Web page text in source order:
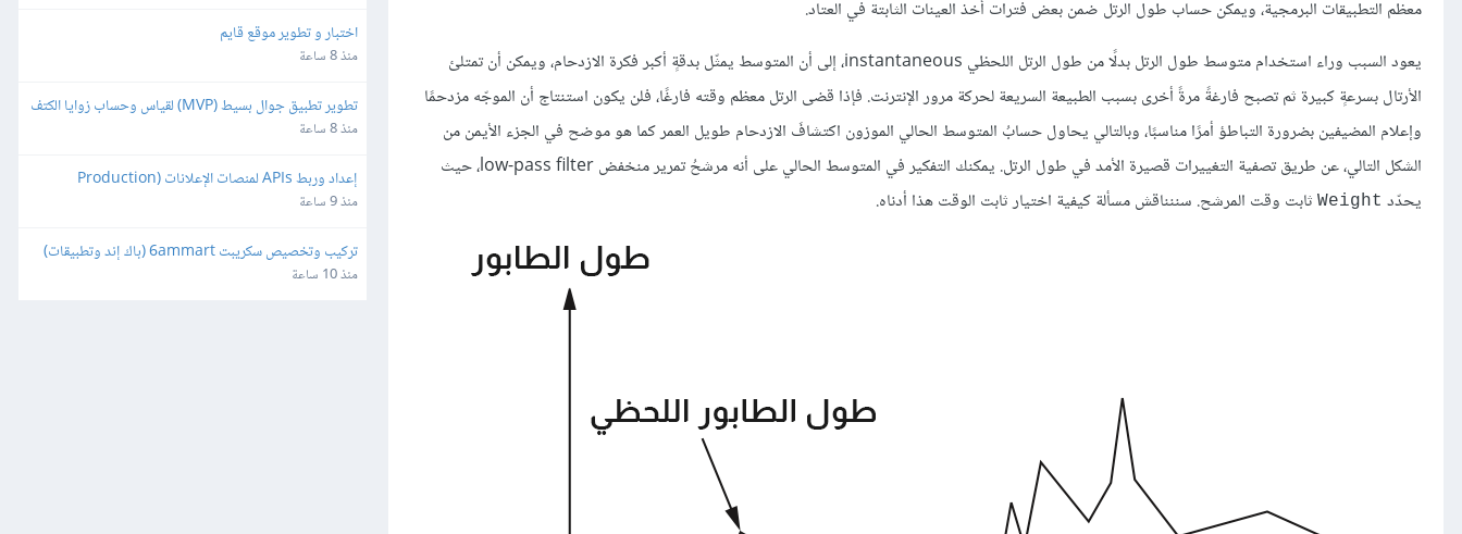
معظم التطبيقات البرمجية، ويمكن حساب طول الرتل ضمن بعض فترات أخذ العينات الثابتة في العتاد.
يعود السبب وراء استخدام متوسط طول الرتل بدلًا من طول الرتل اللحظي instantaneous، إلى أن المتوسط يمثّل بدقةٍ أكبر فكرة الازدحام، ويمكن أن تمتلئ
الأرتال بسرعةٍ كبيرة ثم تصبح فارغةً مرةً أخرى بسبب الطبيعة السريعة لحركة مرور الإنترنت. فإذا قضى الرتل معظم وقته فارغًا، فلن يكون استنتاج أن الموجّه مزدحمًا
وإعلام المضيفين بضرورة التباطؤ أمرًا مناسبًا، وبالتالي يحاول حسابُ المتوسط الحالي الموزون اكتشافَ الازدحام طويل العمر كما هو موضح في الجزء الأيمن من
الشكل التالي، عن طريق تصفية التغييرات قصيرة الأمد في طول الرتل. يمكنك التفكير في المتوسط الحالي على أنه مرشحُ تمرير منخفض low-pass filter، حيث
يحدّد Weight ثابت وقت المرشح. سننناقش مسألة كيفية اختيار ثابت الوقت هذا أدناه.
اختبار و تطوير موقع قايم
منذ 8 ساعة
تطوير تطبيق جوال بسيط (MVP) لقياس وحساب زوايا الكتف
منذ 8 ساعة
Ready)
منذ 9 ساعة
ورفعه على السيرفر والمتجر
منذ 10 ساعة